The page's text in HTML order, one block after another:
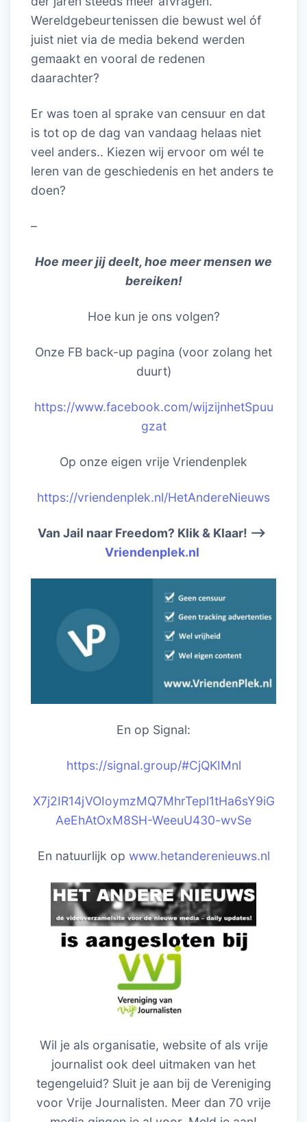
Wereldgebeurtenissen die bewust wel óf
juist niet via de media bekend werden
gemaakt en vooral de redenen
daarachter?
Er was toen al sprake van censuur en dat
is tot op de dag van vandaag helaas niet
veel anders.. Kiezen wij ervoor om wél te
leren van de geschiedenis en het anders te
doen?
–
Hoe meer jij deelt, hoe meer mensen we
bereiken!
Hoe kun je ons volgen?
Onze FB back-up pagina (voor zolang het
duurt)
https://www.facebook.com/wijzijnhetSpuu
gzat
Op onze eigen vrije Vriendenplek
https://vriendenplek.nl/HetAndereNieuws
Van Jail naar Freedom? Klik & Klaar! –>
Vriendenplek.nl
En op Signal:
https://signal.group/#CjQKIMnl
X7j2IR14jVOIoymzMQ7MhrTepl1tHa6sY9iG
AeEhAtOxM8SH-WeeuU430-wvSe
En natuurlijk op www.hetanderenieuws.nl
Wil je als organisatie, website of als vrije
journalist ook deel uitmaken van het
tegengeluid? Sluit je aan bij de Vereniging
voor Vrije Journalisten. Meer dan 70 vrije